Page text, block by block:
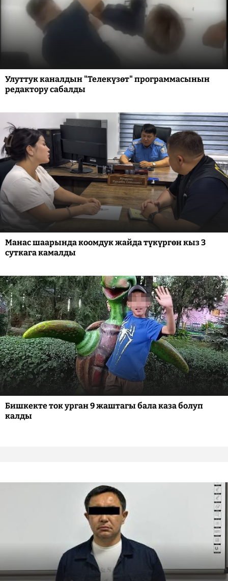
Улуттук каналдын "Телекүзөт" программасынын
редактору сабалды
Манас шаарында коомдук жайда түкүргөн кыз 3
суткага камалды
Бишкекте ток урган 9 жаштагы бала каза болуп
калды